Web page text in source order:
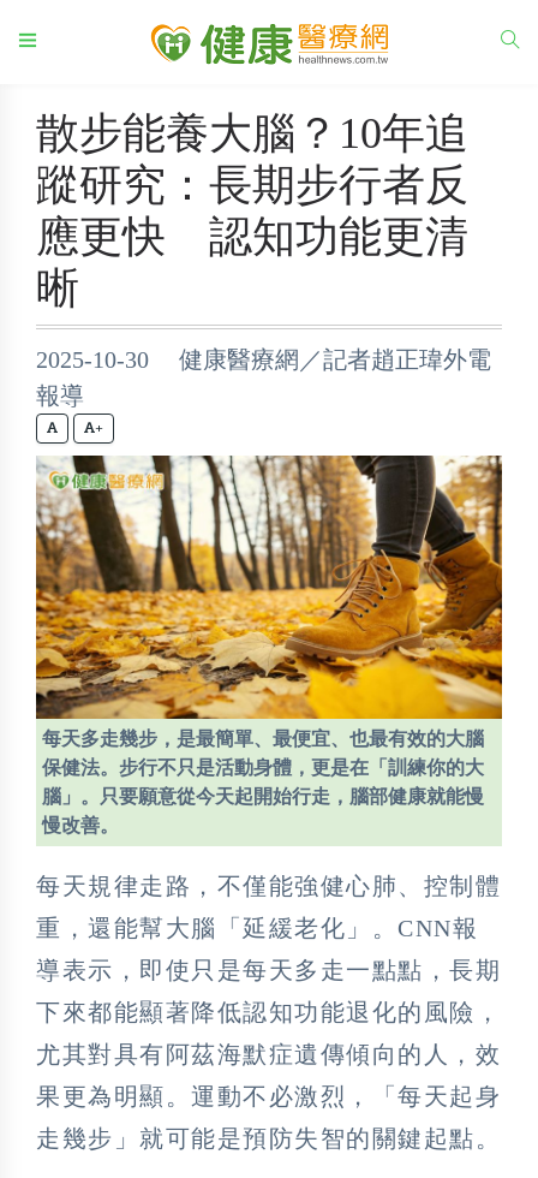
散步能養大腦？10年追
蹤研究：長期步行者反
應更快 認知功能更清
晰
2025-10-30 健康醫療網／記者趙正瑋外電
報導
+
每天多走幾步，是最簡單、最便宜、也最有效的大腦
保健法。步行不只是活動身體，更是在「訓練你的大
腦」。只要願意從今天起開始行走，腦部健康就能慢
慢改善。
每天規律走路，不僅能強健心肺、控制體
重，還能幫大腦「延緩老化」。CNN報
導表示，即使只是每天多走一點點，長期
下來都能顯著降低認知功能退化的風險，
尤其對具有阿茲海默症遺傳傾向的人，效
果更為明顯。運動不必激烈，「每天起身
走幾步」就可能是預防失智的關鍵起點。